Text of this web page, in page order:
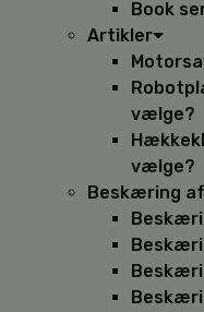
Book
Artikler
vælge?
vælge?
Beskæring